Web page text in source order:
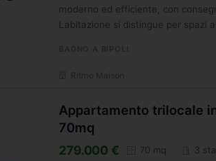
moderno ed efficiente, con
Labitazione si distingue per spazi
Appartamento trilocale
70mq
279.000 € 70 mq 3